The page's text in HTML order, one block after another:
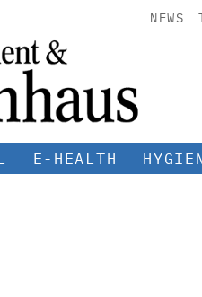
NEWS
E-HEALTH